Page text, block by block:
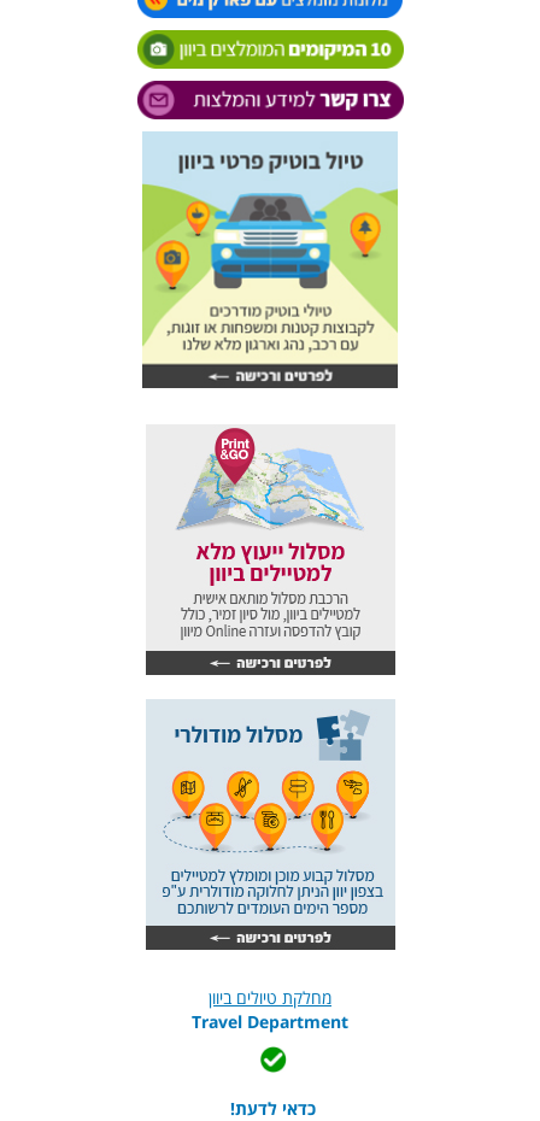
מחלקת טיולים ביוון
Travel Department
כדאי לדעת!